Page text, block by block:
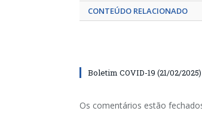
CONTEÚDO RELACIONADO
Boletim COVID-19 (21/02/2025)
Os comentários estão